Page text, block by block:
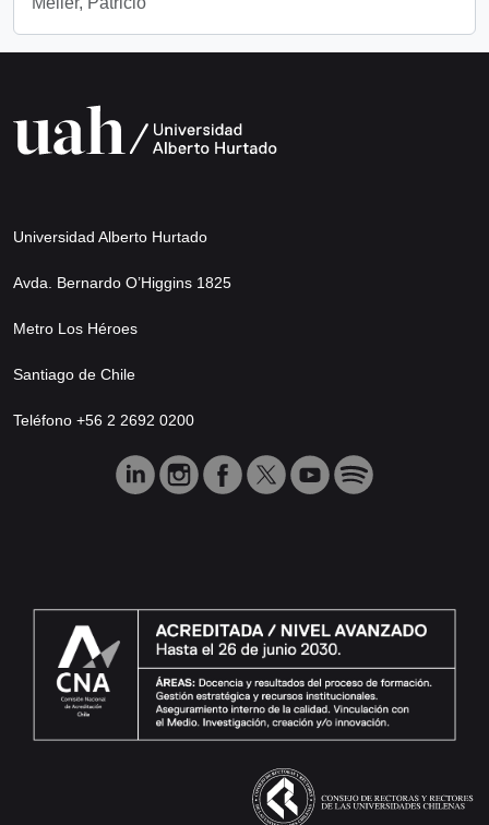
Universidad Alberto Hurtado
Avda. Bernardo O’Higgins 1825
Metro Los Héroes
Santiago de Chile
Teléfono +56 2 2692 0200